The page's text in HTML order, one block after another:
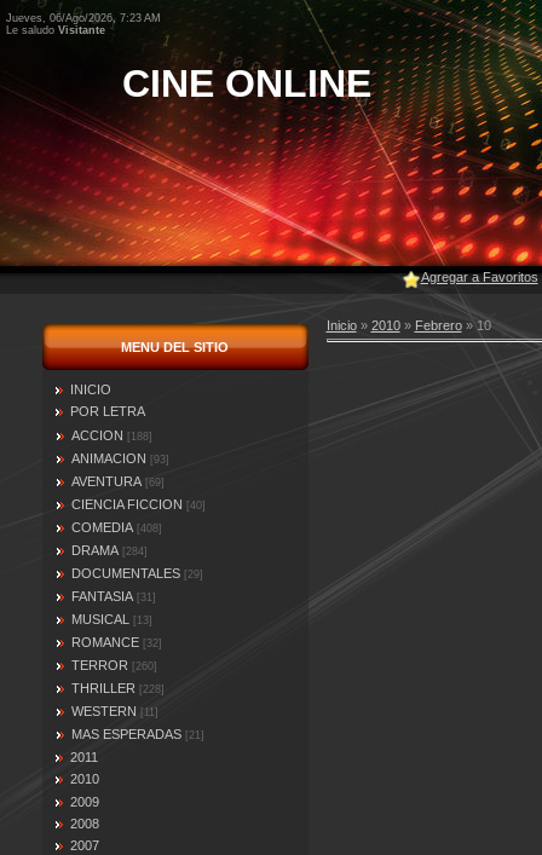
Jueves, 06/Ago/2026, 7:23 AM
Le saludo Visitante
CINE ONLINE
Agregar a Favoritos
MENU DEL SITIO
INICIO
POR LETRA
ACCION
[188]
ANIMACION [93]
AVENTURA [69]
CIENCIA FICCION [40]
COMEDIA [408]
DRAMA [284]
DOCUMENTALES [29]
FANTASIA [31]
MUSICAL [13]
ROMANCE [32]
TERROR [260]
THRILLER [228]
WESTERN [11]
MAS ESPERADAS [21]
2011
2010
2009
2008
2007
Inicio» 2010 » Febrero » 10